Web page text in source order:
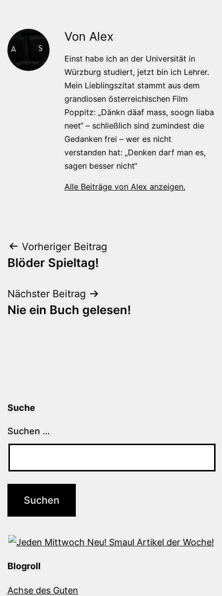
Von Alex
Einst habe ich an der Universität in
Würzburg studiert, jetzt bin ich Lehrer.
Mein Lieblingszitat stammt aus dem
grandiosen österreichischen Film
Poppitz: „Dänkn däaf mass, soogn liaba
neet“ – schließlich sind zumindest die
Gedanken frei – wer es nicht
verstanden hat: „Denken darf man es,
sagen besser nicht“
Alle Beiträge von Alex anzeigen.
Beitragsnavigation
Vorheriger Beitrag
Blöder Spieltag!
Nächster Beitrag
Nie ein Buch gelesen!
Suche
Suchen …
Blogroll
Achse des Guten